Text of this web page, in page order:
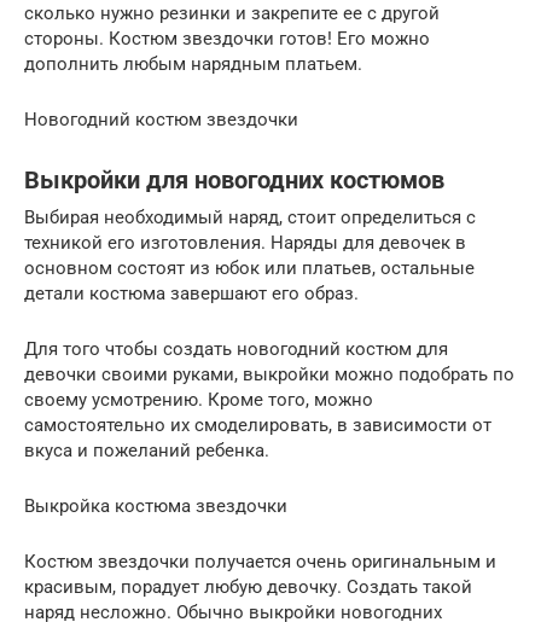
сколько нужно резинки и закрепите ее с другой
стороны. Костюм звездочки готов! Его можно
дополнить любым нарядным платьем.
Новогодний костюм звездочки
Выкройки для новогодних костюмов
Выбирая необходимый наряд, стоит определиться с
техникой его изготовления. Наряды для девочек в
основном состоят из юбок или платьев, остальные
детали костюма завершают его образ.
Для того чтобы создать новогодний костюм для
девочки своими руками, выкройки можно подобрать по
своему усмотрению. Кроме того, можно
самостоятельно их смоделировать, в зависимости от
вкуса и пожеланий ребенка.
Выкройка костюма звездочки
Костюм звездочки получается очень оригинальным и
красивым, порадует любую девочку. Создать такой
наряд несложно. Обычно выкройки новогодних